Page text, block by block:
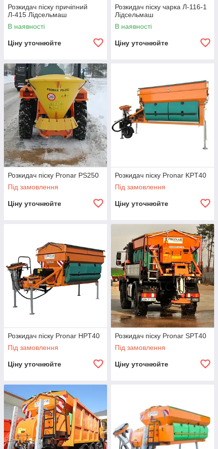
Розкидач піску причіпний
Л-415 Лідсельмаш
В наявності
Ціну уточнюйте
Розкидач піску чарка Л-116-1
Лідсельмаш
В наявності
Ціну уточнюйте
Розкидач піску Pronar PS250
Під замовлення
Ціну уточнюйте
Розкидач піску Pronar KPT40
Під замовлення
Ціну уточнюйте
Розкидач піску Pronar HPT40
Під замовлення
Ціну уточнюйте
Розкидач піску Pronar SPT40
Під замовлення
Ціну уточнюйте